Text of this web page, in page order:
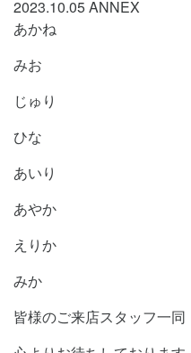
2023.10.05ANNEX
あかね
みお
じゅり
ひな
あいり
あやか
えりか
みか
皆様のご来店スタッフ一同